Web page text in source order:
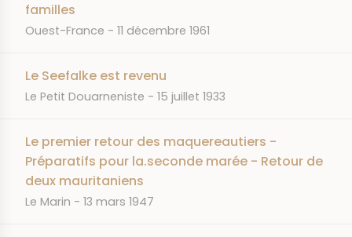
familles
JOURNAL
Ouest-France DATE
11 décembre 1961
Le Seefalke est revenu
JOURNAL
Le Petit Douarneniste DATE
15 juillet 1933
Le premier retour des maquereautiers -
Préparatifs pour la.seconde marée - Retour de
deux mauritaniens
JOURNAL
Le Marin DATE
13 mars 1947